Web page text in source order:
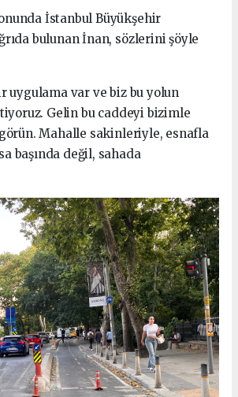
İstanbul Büyükşehir
bulunan İnan, sözlerini şöyle
uygulama var ve biz bu yolun
Gelin bu caddeyi bizimle
Mahalle sakinleriyle, esnafla
başında değil, sahada